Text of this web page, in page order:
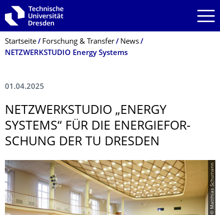
Zur Hauptnavigation springen
Zur Suche springen
Zum Inhalt springen
Breadcrumb-Menü
Startseite Forschung & Transfer
News
NETZWERKSTUDIO Energy Systems
01.04.2025
NETZWERKSTUDIO „ENERGY
SYSTEMS“ FÜR DIE ENERGIEFOR­
SCHUNG DER TU DRESDEN
© Matthias Schumann